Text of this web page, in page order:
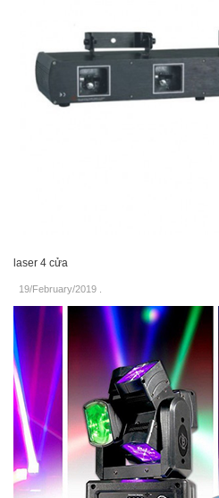
laser 4 cửa
19/February/2019